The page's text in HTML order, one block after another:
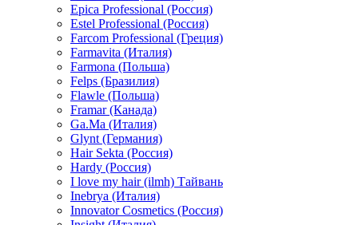
Epica Professional (Россия)
Estel Professional (Россия)
Farcom Professional (Греция)
Farmavita (Италия)
Farmona (Польша)
Felps (Бразилия)
Flawle (Польша)
Framar (Канада)
Ga.Ma (Италия)
Glynt (Германия)
Hair Sekta (Россия)
Hardy (Россия)
I love my hair (ilmh) Тайвань
Inebrya (Италия)
Innovator Cosmetics (Россия)